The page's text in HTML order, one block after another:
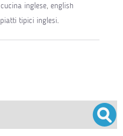
cucina inglese, english
piatti tipici inglesi.